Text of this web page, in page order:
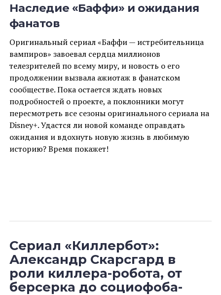
Наследие «Баффи» и ожидания
фанатов
Оригинальный сериал «Баффи — истребительница
вампиров» завоевал сердца миллионов
телезрителей по всему миру, и новость о его
продолжении вызвала ажиотаж в фанатском
сообществе. Пока остается ждать новых
подробностей о проекте, а поклонники могут
пересмотреть все сезоны оригинального сериала на
Disney+. Удастся ли новой команде оправдать
ожидания и вдохнуть новую жизнь в любимую
историю? Время покажет!
Сериал «Киллербот»:
Александр Скарсгард в
роли киллера-робота, от
берсерка до социофоба-